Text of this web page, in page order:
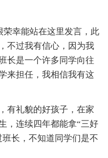
幸能站在这里发言，此
不过我有信心，因为我
长是一个许多同学向往
来担任，我相信我有这
有礼貌的好孩子，在家
，连续四年都能拿“三好
长，不知道同学们是不